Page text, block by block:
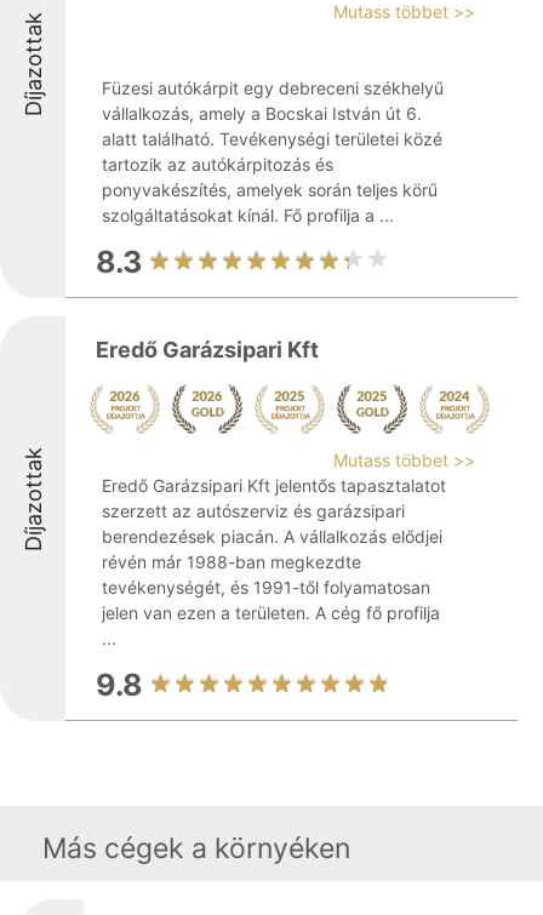
Díjazottak Mutass többet >>
Füzesi autókárpit egy debreceni székhelyű
vállalkozás, amely a Bocskai István út 6.
alatt található. Tevékenységi területei közé
tartozik az autókárpitozás és
ponyvakészítés, amelyek során teljes körű
szolgáltatásokat kínál. Fő profilja a ...
8.3
Díjazottak
Eredő Garázsipari Kft
Mutass többet >>
Eredő Garázsipari Kft jelentős tapasztalatot
szerzett az autószerviz és garázsipari
berendezések piacán. A vállalkozás elődjei
révén már 1988-ban megkezdte
tevékenységét, és 1991-től folyamatosan
jelen van ezen a területen. A cég fő profilja
...
9.8
Más cégek a környéken